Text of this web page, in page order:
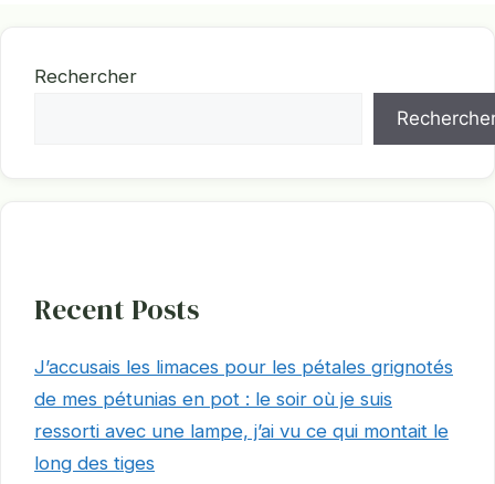
Rechercher
Recent Posts
J’accusais les limaces pour les pétales grignotés
de mes pétunias en pot : le soir où je suis
ressorti avec une lampe, j’ai vu ce qui montait le
long des tiges